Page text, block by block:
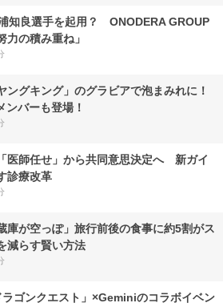
知良選手を起用？ ONODERA GROUP
力の積み重ね」
ングキング」のグラビアで泡まみれに！
ンバーも登場！
医師任せ」から共同意思決定へ 新ガイ
診療改革
庫が空っぽ」旅行前後の食事に約5割がス
減らす賢い方法
ゴンクエスト」×Geminiのコラボイベン